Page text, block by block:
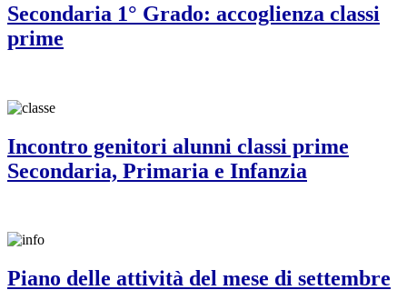
Secondaria 1° Grado: accoglienza classi
prime
Incontro genitori alunni classi prime
Secondaria, Primaria e Infanzia
Piano delle attività del mese di settembre